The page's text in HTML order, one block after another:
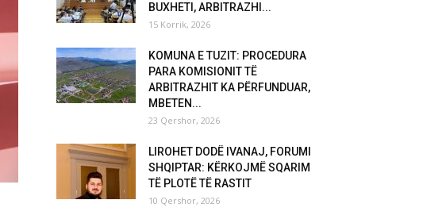
BUXHETI, ARBITRAZHI...
15 Korrik, 2026
KOMUNA E TUZIT: PROCEDURA
PARA KOMISIONIT TË
ARBITRAZHIT KA PËRFUNDUAR,
MBETEN...
23 Qershor, 2026
LIROHET DODË IVANAJ, FORUMI
SHQIPTAR: KËRKOJMË SQARIM
TË PLOTË TË RASTIT
10 Qershor, 2026